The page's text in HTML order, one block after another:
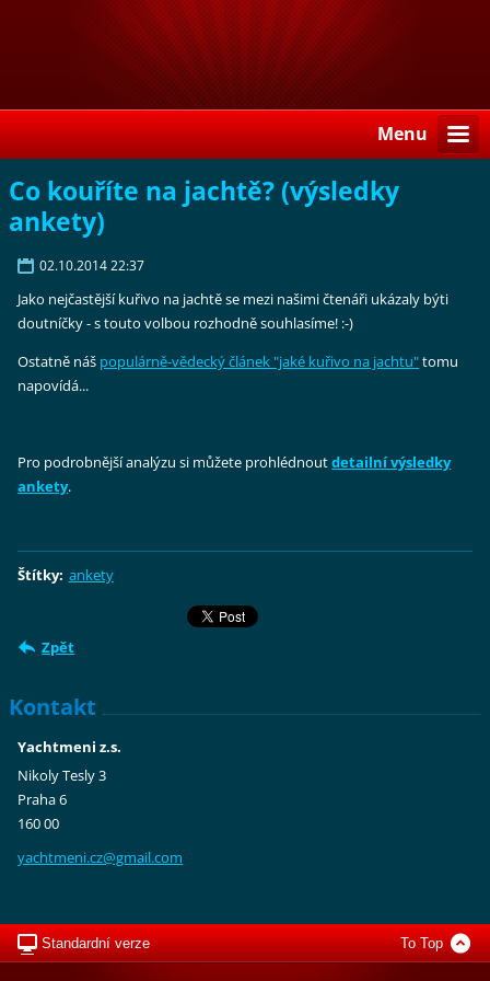
Menu
Co kouříte na jachtě? (výsledky
ankety)
02.10.2014 22:37
Jako nejčastější kuřivo na jachtě se mezi našimi čtenáři ukázaly býti
doutníčky - s touto volbou rozhodně souhlasíme! :-)
Ostatně náš populárně-vědecký článek "jaké kuřivo na jachtu"tomu
napovídá...
Pro podrobnější analýzu si můžete prohlédnoutdetailní výsledky
ankety.
Štítky: ankety
Zpět
Kontakt
Yachtmeni z.s.
Nikoly Tesly 3
Praha 6
160 00
yachtmeni.cz@gmail.com
Standardní verze To Top